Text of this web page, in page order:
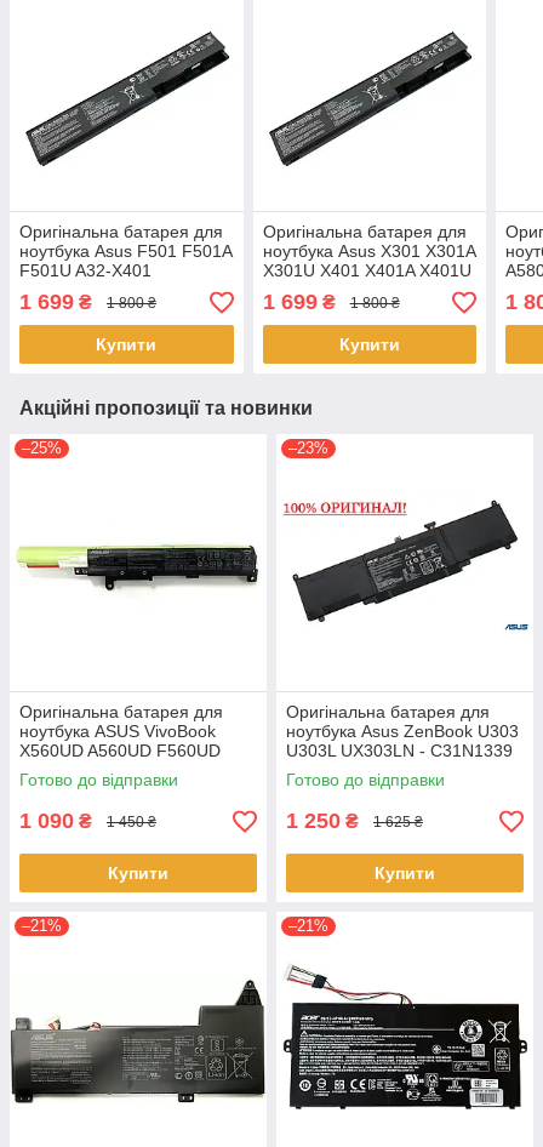
Оригінальна батарея для
ноутбука Asus F501 F501A
F501U A32-X401
1 699 ₴ 1 800 ₴
Купити
Оригінальна батарея для
ноутбука Asus X301 X301A
X301U X401 X401A X401U
A32-X401
1 699₴ 1 800 ₴
Купити
1
Акційні пропозиції та новинки
–25%
Оригінальна батарея для
ноутбука ASUS VivoBook
X560UD A560UD F560UD
K560UD R562UD - A31N1730
Готово до відправки
1 090 ₴ 1 450 ₴
Купити
–23%
Оригінальна батарея для
ноутбука Asus ZenBook U303
U303L UX303LN - C31N1339
(+11.31 V 50Wh) АКБ
Готово до відправки
1 250 ₴ 1 625 ₴
Купити
–21% –21%